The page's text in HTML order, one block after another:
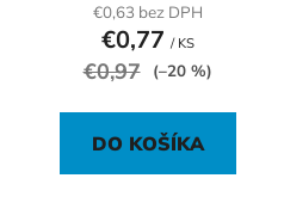
€0,63 bez DPH
€0,77 / KS
€0,97 (–20 %)
DO KOŠÍKA